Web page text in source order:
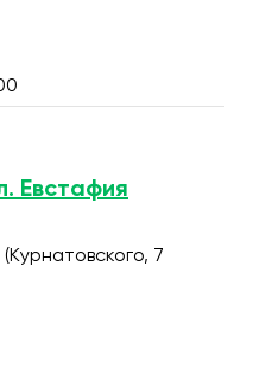
Евстафия
7